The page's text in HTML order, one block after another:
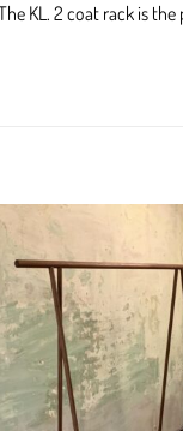
KL. 2 coat rack is